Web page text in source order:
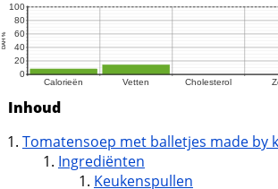
Inhoud
Tomatensoep met balletjes made by
Ingrediënten
Keukenspullen